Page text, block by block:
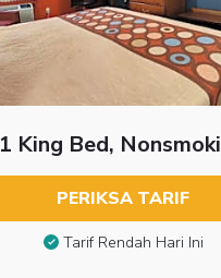
1 King Bed,
PERIKSA TARIF
Tarif Rendah Hari Ini